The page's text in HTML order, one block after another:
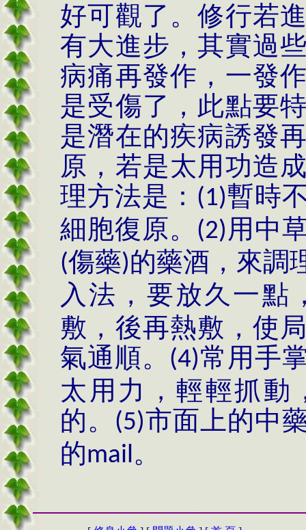
好可觀了。修行若
有大進步，其實過
病痛再發作，一發
是受傷了，此點要
是潛在的疾病誘發
原，若是太用功造
理方法是： (1)暫時
細胞復原。
(2) 用中
(傷藥)的藥酒，來調
入法，要放久一點
敷，後再熱敷，使
氣通順。
(4)常用手
太用力，輕輕抓動
的。
(5)市面上的中
的mail。